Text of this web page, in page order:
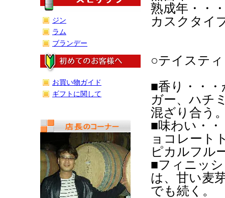
ジン
ラム
ブランデー
お買い物ガイド
ギフトに関して
熟成年・・
カスクタイ
○テイステ
■香り・・
ガー、ハチ
混ざり合う
■味わい・
ョコレート
ピカルフル
■フィニッ
は、甘い麦
でも続く。